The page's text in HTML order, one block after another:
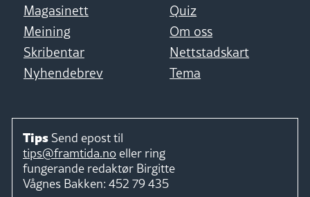
Magasinett
Quiz
Meining
Om oss
Skribentar
Nettstadskart
Nyhendebrev
Tema
Tips Send epost til
tips@framtida.no eller ring
fungerande redaktør Birgitte
Vågnes Bakken: 452 79 435